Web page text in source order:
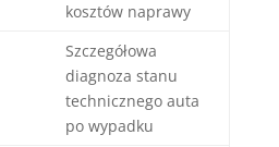
kosztów naprawy
Szczegółowa
diagnoza stanu
technicznego auta
po wypadku